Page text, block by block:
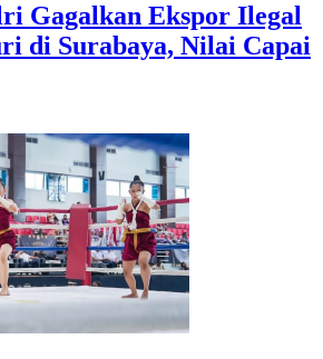
Gagalkan Ekspor Ilegal
di Surabaya, Nilai Capai